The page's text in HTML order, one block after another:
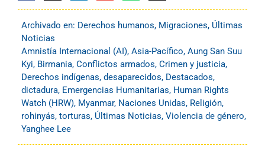
Archivado en: Derechos humanos, Migraciones, Últimas
Noticias
Amnistía Internacional (AI), Asia-Pacífico, Aung San Suu
Kyi, Birmania, Conflictos armados, Crimen y justicia,
Derechos indígenas, desaparecidos, Destacados,
dictadura, Emergencias Humanitarias, Human Rights
Watch (HRW), Myanmar, Naciones Unidas, Religión,
rohinyás, torturas, Últimas Noticias, Violencia de género,
Yanghee Lee